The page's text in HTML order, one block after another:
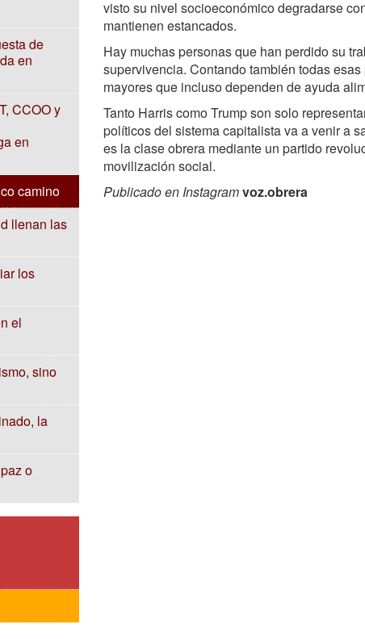
de
en
CCOO y
en
camino
llenan las
los
el
sino
la
o
visto su nivel socioeconómico degradarse
mantienen estancados.
Hay muchas personas que han perdido su
supervivencia. Contando también todas
mayores que incluso dependen de ayuda
Tanto Harris como Trump son solo
políticos del sistema capitalista va a venir a
es la clase obrera mediante un partido
movilización social.
Publicado en Instagramvoz.obrera